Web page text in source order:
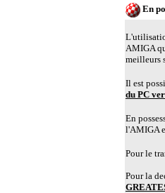
En
AMIGA
meilleurs
Il est
du PC
En
l'AMIGA
Pour le
Pour la